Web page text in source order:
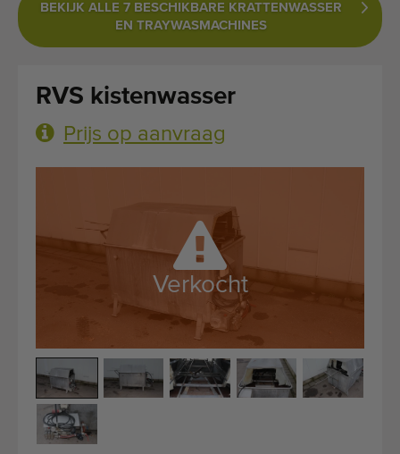
Over ons
Werken bij
Contact
Kwalitatieve machines
Wereldwijde levering
BEKIJK ALLE 7 BESCHIKBARE KRATTENWASSER
EN TRAYWASMACHINES
RVS kistenwasser
Prijs op aanvraag
Verkocht